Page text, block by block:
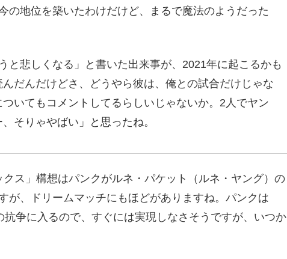
の地位を築いたわけだけど、まるで魔法のようだった
と悲しくなる」と書いた出来事が、2021年に起こるかも
だんだけどさ、どうやら彼は、俺との試合だけじゃな
いてもコメントしてるらしいじゃないか。2人でヤン
そりゃやばい」と思ったね。
クス」構想はパンクがルネ・パケット（ルネ・ヤング）の
が、ドリームマッチにもほどがありますね。パンクは
争に入るので、すぐには実現しなさそうですが、いつか